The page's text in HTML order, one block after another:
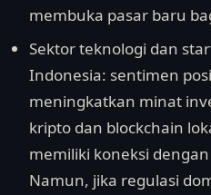
membuka pasar baru
Sektor teknologi dan
Indonesia: sentimen
meningkatkan minat
kripto dan blockchain
memiliki koneksi
Namun, jika regulasi